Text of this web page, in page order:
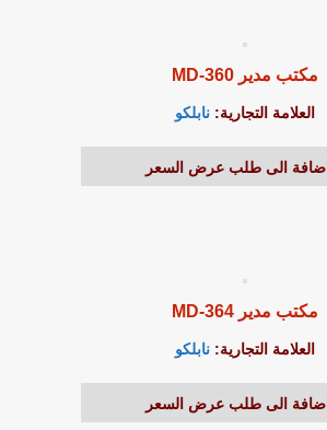
مكتب مدير MD-360
العلامة التجارية: نابلكو
اضافة الى طلب عرض السعر
مكتب مدير MD-364
العلامة التجارية: نابلكو
اضافة الى طلب عرض السعر